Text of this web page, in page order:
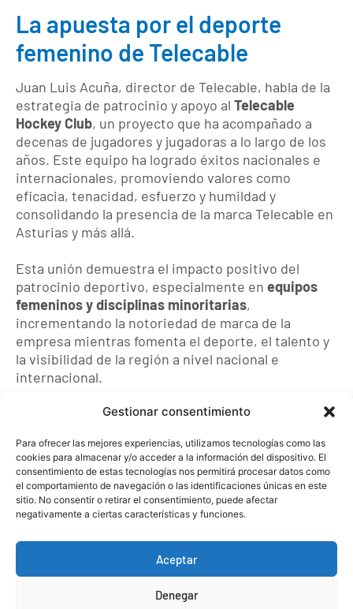
Gestionar consentimiento
Para ofrecer las mejores experiencias, utilizamos tecnologías como las
cookies para almacenar y/o acceder a la información del dispositivo. El
consentimiento de estas tecnologías nos permitirá procesar datos como
el comportamiento de navegación o las identificaciones únicas en este
sitio. No consentir o retirar el consentimiento, puede afectar
negativamente a ciertas características y funciones.
Aceptar
Denegar
La apuesta por el deporte
femenino de Telecable
Juan Luis Acuña, director de Telecable, habla de la
estrategia de patrocinio y apoyo al Telecable
Hockey Club, un proyecto que ha acompañado a
decenas de jugadores y jugadoras a lo largo de los
años. Este equipo ha logrado éxitos nacionales e
internacionales, promoviendo valores como
eficacia, tenacidad, esfuerzo y humildad y
consolidando la presencia de la marca Telecable en
Asturias y más allá.
Esta unión demuestra el impacto positivo del
patrocinio deportivo, especialmente en equipos
femeninos y disciplinas minoritarias,
incrementando la notoriedad de marca de la
empresa mientras fomenta el deporte, el talento y
la visibilidad de la región a nivel nacional e
internacional.
Haz clic para aceptar cookies de marketing y
permitir este contenido